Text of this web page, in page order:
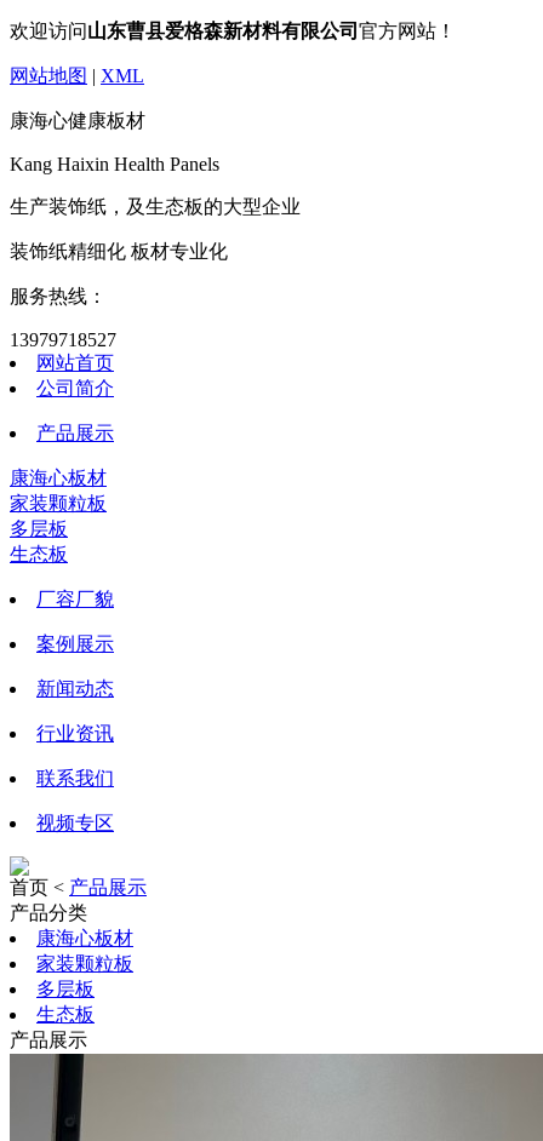
欢迎访问山东曹县爱格森新材料有限公司 官方网站！
网站地图 | XML
康海心健康板材
Kang Haixin Health Panels
生产装饰纸，及生态板的大型企业
装饰纸精细化 板材专业化
服务热线：
13979718527
网站首页
公司简介
产品展示
康海心板材
家装颗粒板
多层板
生态板
厂容厂貌
案例展示
新闻动态
行业资讯
联系我们
视频专区
首页 < 产品展示
产品分类
康海心板材
家装颗粒板
多层板
生态板
产品展示